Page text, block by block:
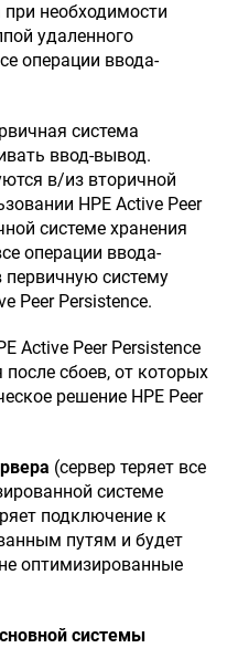
необходимости
удаленного
операции ввода-
система
ввод-вывод.
в/из вторичной
HPE Active Peer
системе хранения
операции ввода-
систему
Peer Persistence.
Active Peer Persistence
после сбоев, от которых
решение HPE Peer
(сервер теряет все
системе
подключение к
путям и будет
оптимизированные
системы